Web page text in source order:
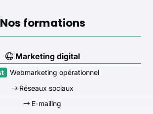
Nos formations
Marketing digital
Webmarketing opérationnel
Réseaux sociaux
E-mailing